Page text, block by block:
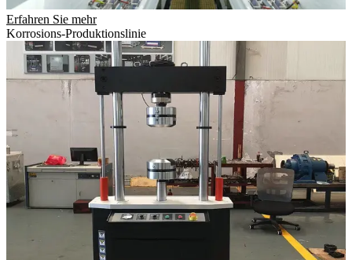
Erfahren Sie mehr
Korrosions-Produktionslinie